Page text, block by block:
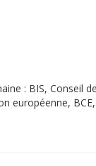
: BIS, Conseil
européenne,